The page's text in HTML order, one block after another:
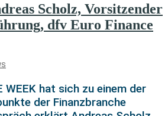
Scholz, Vorsitzender
dfv Euro Finance
WEEK hat sich zu einem der
der Finanzbranche